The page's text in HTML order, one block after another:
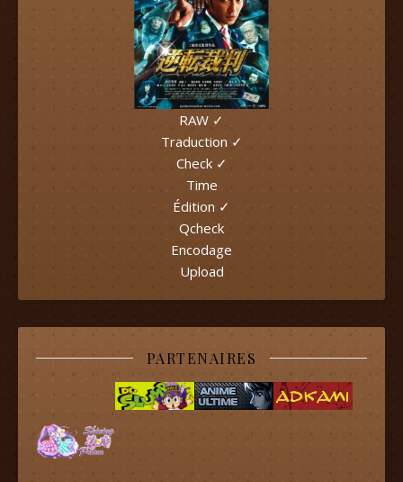
RAW ✓
Traduction ✓
Check ✓
Time
Édition ✓
Qcheck
Encodage
Upload
PARTENAIRES